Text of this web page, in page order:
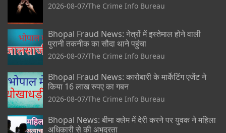
2026-08-07 The Crime Info Bureau
Bhopal Fraud News: नेत्रों में इस्तेमाल होने वाली
पुरानी तकनीक का सौदा थाने पहुंचा
2026-08-07 The Crime Info Bureau
Bhopal Fraud News: कारोबारी के मार्केटिंग एजेंट ने
किया 16 लाख रुपए का गबन
2026-08-07 The Crime Info Bureau
Bhopal News: बीमा क्लेम में देरी करने पर युवक ने महिला
अधिकारी से की अभद्रता